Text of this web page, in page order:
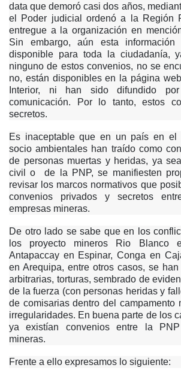
data que demoró casi dos años,
el Poder judicial ordenó a la Región
entregue a la organización en
Sin embargo, aún esta
disponible para toda la ciudadanía,
ninguno de estos convenios, no se
no, están disponibles en la página
Interior, ni han sido difundido
comunicación. Por lo tanto, estos
secretos.
Es inaceptable que en un país en el
socio ambientales han traído como
de personas muertas y heridas, ya
civil o de la PNP, se manifiesten
revisar los marcos normativos que
convenios privados y secretos
empresas mineras.
De otro lado se sabe que en los
los proyecto mineros Rio Blanco
Antapaccay en Espinar, Conga en
en Arequipa, entre otros casos, se
arbitrarias, torturas, sembrado de
de la fuerza (con personas heridas y
de comisarias dentro del campamento
irregularidades. En buena parte de los
ya existían convenios entre la
mineras.
Frente a ello expresamos lo siguiente: